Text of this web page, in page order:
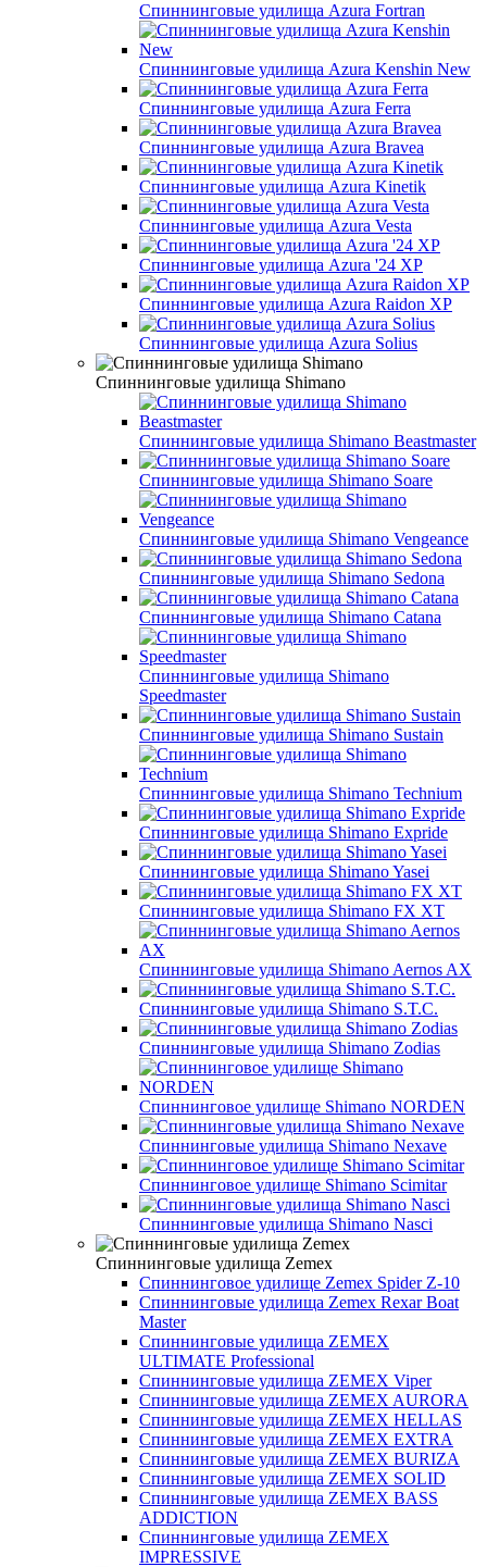
Спиннинговые удилища Azura Fortran
Спиннинговые удилища Azura Kenshin New
Спиннинговые удилища Azura Ferra
Спиннинговые удилища Azura Bravea
Спиннинговые удилища Azura Kinetik
Спиннинговые удилища Azura Vesta
Спиннинговые удилища Azura '24 XP
Спиннинговые удилища Azura Raidоn XP
Спиннинговые удилища Azura Solius
Спиннинговые удилища Shimano
Спиннинговые удилища Shimano Beastmaster
Спиннинговые удилища Shimano Soare
Спиннинговые удилища Shimano Vengeance
Спиннинговые удилища Shimano Sedona
Спиннинговые удилища Shimano Catana
Спиннинговые удилища Shimano
Speedmaster
Спиннинговые удилища Shimano Sustain
Спиннинговые удилища Shimano Technium
Спиннинговые удилища Shimano Expride
Спиннинговые удилища Shimano Yasei
Спиннинговые удилища Shimano FX XT
Спиннинговые удилища Shimano Aernos AX
Спиннинговые удилища Shimano S.T.C.
Спиннинговые удилища Shimano Zodias
Спиннинговое удилище Shimano NORDEN
Спиннинговые удилища Shimano Nexave
Спиннинговое удилище Shimano Scimitar
Спиннинговые удилища Shimano Nasci
Спиннинговые удилища Zemex
Спиннинговое удилище Zemex Spider Z-10
Спиннинговые удилища Zemex Rexar Boat
Master
Спиннинговые удилища ZEMEX
ULTIMATE Professional
Спиннинговые удилища ZEMEX Viper
Спиннинговые удилища ZEMEX AURORA
Спиннинговые удилища ZEMEX HELLAS
Спиннинговые удилища ZEMEX EXTRA
Спиннинговые удилища ZEMEX BURIZA
Спиннинговые удилища ZEMEX SOLID
Спиннинговые удилища ZEMEX BASS
ADDICTION
Спиннинговые удилища ZEMEX
IMPRESSIVE